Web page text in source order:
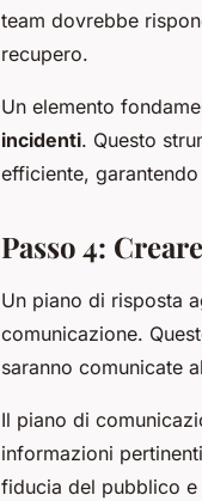
team dovrebbe
recupero.
Un elemento
incidenti. Questo
efficiente,
Passo 4:
Un piano di risposta
comunicazione.
saranno comunicate
Il piano di
informazioni
fiducia del pubblico e